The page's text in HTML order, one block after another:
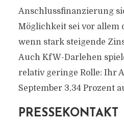
Anschlussfinanzierung
Möglichkeit sei vor allem
wenn stark steigende
Auch KfW-Darlehen
relativ geringe Rolle: Ihr
September 3,34 Prozent
PRESSEKONTAKT